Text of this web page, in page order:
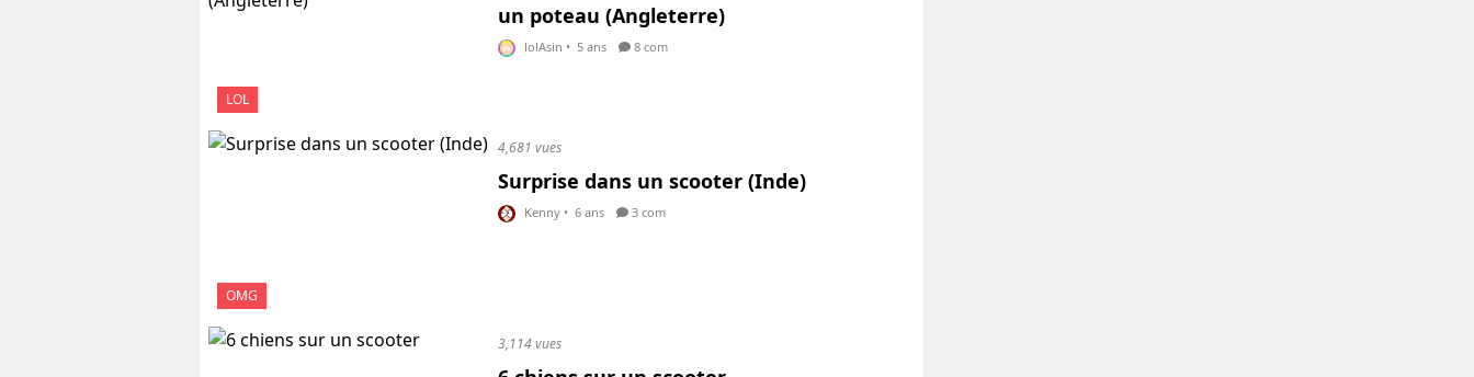
LOL
un poteau (Angleterre)
lolAsin • 5 ans 8 com
OMG
4,681 vues
Surprise dans un scooter (Inde)
Kenny • 6 ans 3 com
3,114 vues